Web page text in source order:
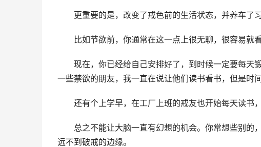
更重要的是，改变了戒色前的生活状态，并养车了习
比如节欲前，你通常在这一点上很无聊，很容易就看
现在，你已经给自己安排好了，到时候一定要每天
一些禁欲的朋友，我一直在说让他们读书看书，但是时
还有个上学早，在工厂上班的戒友也开始每天读书，
总之不能让大脑一直有幻想的机会。你常想些别的
远不到破戒的边缘。